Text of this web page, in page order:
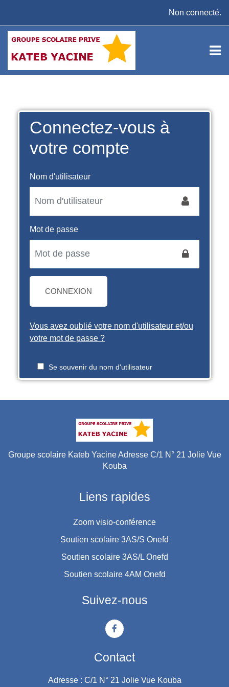
Non connecté.
Connectez-vous à
votre compte
Nom d'utilisateur
Mot de passe
CONNEXION
Vous avez oublié votre nom d'utilisateur et/ou
votre mot de passe ?
Se souvenir du nom d'utilisateur
Groupe scolaire Kateb Yacine Adresse C/1 N° 21 Jolie Vue
Kouba
Liens rapides
Zoom visio-conférence
Soutien scolaire 3AS/S Onefd
Soutien scolaire 3AS/L Onefd
Soutien scolaire 4AM Onefd
Suivez-nous
Contact
Adresse : C/1 N° 21 Jolie Vue Kouba